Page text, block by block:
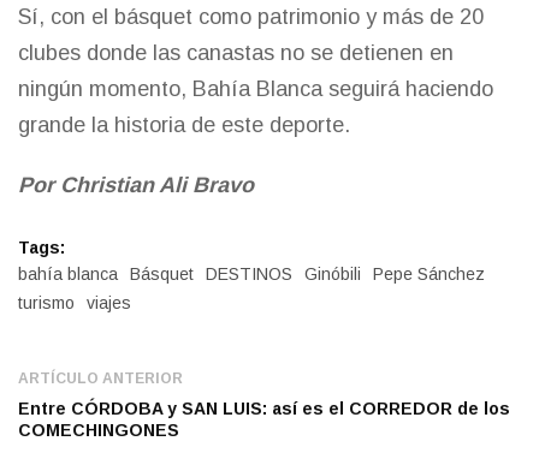
Sí, con el básquet como patrimonio y más de 20
clubes donde las canastas no se detienen en
ningún momento, Bahía Blanca seguirá haciendo
grande la historia de este deporte.
Por Christian Ali Bravo
Tags:
bahía blanca
Básquet DESTINOS Ginóbili
Pepe Sánchez
turismo
viajes
ARTÍCULO ANTERIOR
Entre CÓRDOBA y SAN LUIS: así es el CORREDOR de los
COMECHINGONES